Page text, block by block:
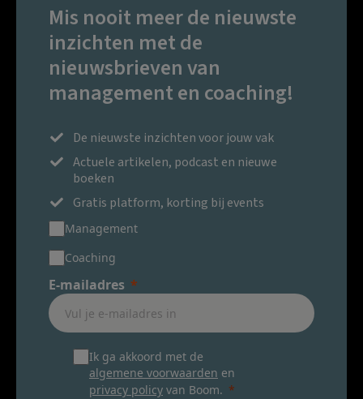
Mis nooit meer de nieuwste
inzichten met de
nieuwsbrieven van
management en coaching!
De nieuwste inzichten voor jouw vak
Actuele artikelen, podcast en nieuwe
boeken
Gratis platform, korting bij events
Management
Coaching
E-mailadres
Ik ga akkoord met de
algemene voorwaarden en
privacy policy van Boom.